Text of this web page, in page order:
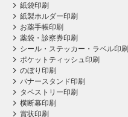
紙袋印刷
紙製ホルダー印刷
お薬手帳印刷
薬袋・診察券印刷
シール・ステッカー・ラベル印刷
ポケットティッシュ印刷
のぼり印刷
バナースタンド印刷
タペストリー印刷
横断幕印刷
賞状印刷